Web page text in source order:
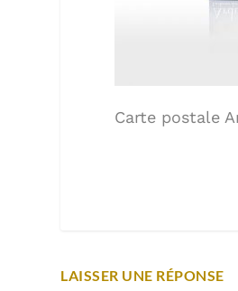
Carte postale
LAISSER UNE RÉPONSE